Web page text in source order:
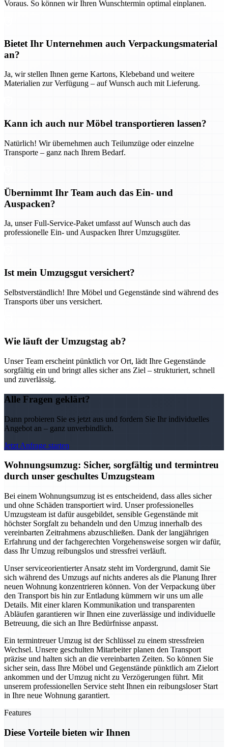
Voraus. So können wir Ihren Wunschtermin optimal einplanen.
Bietet Ihr Unternehmen auch Verpackungsmaterial
an?
Ja, wir stellen Ihnen gerne Kartons, Klebeband und weitere
Materialien zur Verfügung – auf Wunsch auch mit Lieferung.
Kann ich auch nur Möbel transportieren lassen?
Natürlich! Wir übernehmen auch Teilumzüge oder einzelne
Transporte – ganz nach Ihrem Bedarf.
Übernimmt Ihr Team auch das Ein- und
Auspacken?
Ja, unser Full-Service-Paket umfasst auf Wunsch auch das
professionelle Ein- und Auspacken Ihrer Umzugsgüter.
Ist mein Umzugsgut versichert?
Selbstverständlich! Ihre Möbel und Gegenstände sind während des
Transports über uns versichert.
Wie läuft der Umzugstag ab?
Unser Team erscheint pünktlich vor Ort, lädt Ihre Gegenstände
sorgfältig ein und bringt alles sicher ans Ziel – strukturiert, schnell
und zuverlässig.
Alle Fragen geklärt?
Dann probieren Sie es jetzt aus und fordern Sie Ihr individuelles
Angebot an – ganz unverbindlich.
Jetzt Anfrage starten
Wohnungsumzug: Sicher, sorgfältig und termintreu
durch unser geschultes Umzugsteam
Bei einem Wohnungsumzug ist es entscheidend, dass alles sicher
und ohne Schäden transportiert wird. Unser professionelles
Umzugsteam ist dafür ausgebildet, sensible Gegenstände mit
höchster Sorgfalt zu behandeln und den Umzug innerhalb des
vereinbarten Zeitrahmens abzuschließen. Dank der langjährigen
Erfahrung und der fachgerechten Vorgehensweise sorgen wir dafür,
dass Ihr Umzug reibungslos und stressfrei verläuft.
Unser serviceorientierter Ansatz steht im Vordergrund, damit Sie
sich während des Umzugs auf nichts anderes als die Planung Ihrer
neuen Wohnung konzentrieren können. Von der Verpackung über
den Transport bis hin zur Entladung kümmern wir uns um alle
Details. Mit einer klaren Kommunikation und transparenten
Abläufen garantieren wir Ihnen eine zuverlässige und individuelle
Betreuung, die sich an Ihre Bedürfnisse anpasst.
Ein termintreuer Umzug ist der Schlüssel zu einem stressfreien
Wechsel. Unsere geschulten Mitarbeiter planen den Transport
präzise und halten sich an die vereinbarten Zeiten. So können Sie
sicher sein, dass Ihre Möbel und Gegenstände pünktlich am Zielort
ankommen und der Umzug nicht zu Verzögerungen führt. Mit
unserem professionellen Service steht Ihnen ein reibungsloser Start
in Ihre neue Wohnung garantiert.
Features
Diese Vorteile bieten wir Ihnen